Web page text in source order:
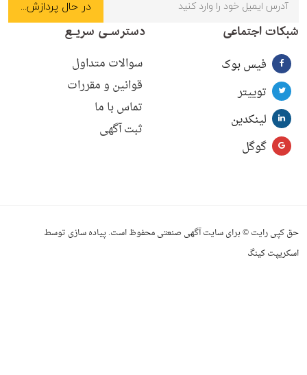
شبکات اجتماعی
فیس بوک
توییتر
لینکدین
گوگل
دسترسـی سریـع
سوالات متداول
قوانین و مقررات
تماس با ما
ثبت آگهی
حق کپی رایت © برای سایت آگهی صنعتی محفوظ است. پیاده سازی توسط
اسکریپت کینگ